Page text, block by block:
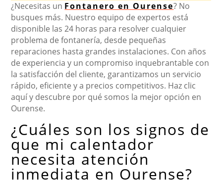
¿Necesitas un Fontanero en Ourense? No
busques más. Nuestro equipo de expertos está
disponible las 24 horas para resolver cualquier
problema de fontanería, desde pequeñas
reparaciones hasta grandes instalaciones. Con años
de experiencia y un compromiso inquebrantable con
la satisfacción del cliente, garantizamos un servicio
rápido, eficiente y a precios competitivos. Haz clic
aquí y descubre por qué somos la mejor opción en
Ourense.
¿Cuáles son los signos de
que mi calentador
necesita atención
inmediata en Ourense?